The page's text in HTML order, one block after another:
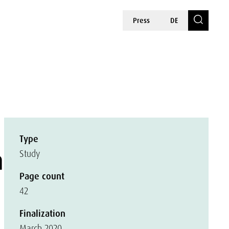
Press DE
Type
Study
Page count
42
Finalization